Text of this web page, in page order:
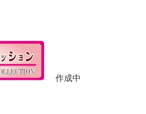
作成中